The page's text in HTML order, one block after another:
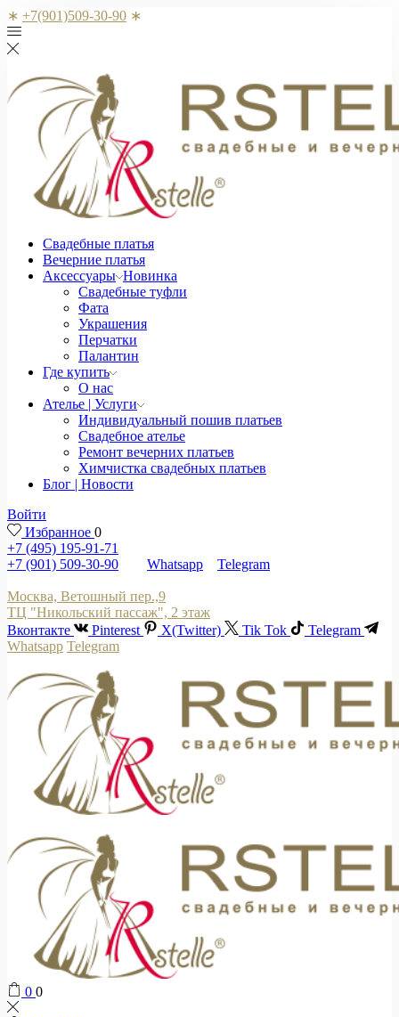
∗ +7(901)509-30-90 ∗
Свадебные платья
Вечерние платья
Аксессуары Новинка
Свадебные туфли
Фата
Украшения
Перчатки
Палантин
Где купить
О нас
Ателье | Услуги
Индивидуальный пошив платьев
Свадебное ателье
Ремонт вечерних платьев
Химчистка свадебных платьев
Блог | Новости
Войти
Избранное 0
+7 (495) 195-91-71
+7 (901) 509-30-90
Whatsapp Telegram
Москва, Ветошный пер.,9
ТЦ "Никольский пассаж", 2 этаж
Вконтакте
Pinterest X(Twitter) Tik Tok
Telegram
Whatsapp Telegram
0 0